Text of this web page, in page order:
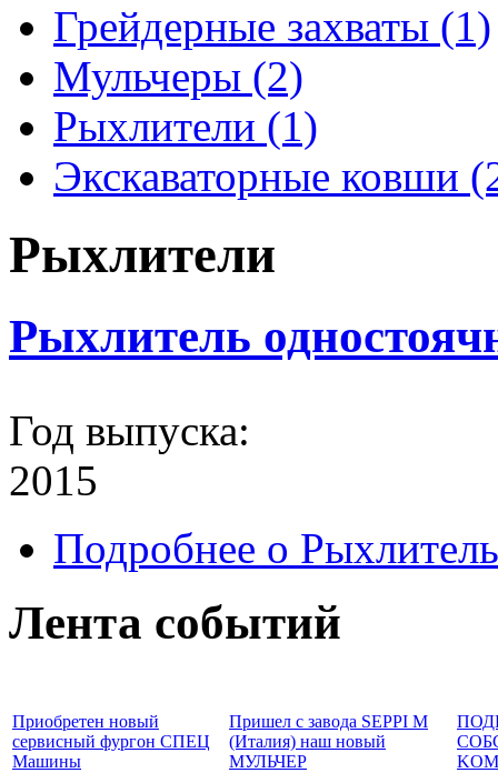
Грейдерные захваты (1)
Мульчеры (2)
Рыхлители (1)
Экскаваторные ковши
Рыхлители
Рыхлитель
Год выпуска:
2015
Подробнее о
Лента событий
Приобретен новый
сервисный фургон СПЕЦ
Машины
Пришел с завода SEPPI M
(Италия) наш новый
МУЛЬЧЕР